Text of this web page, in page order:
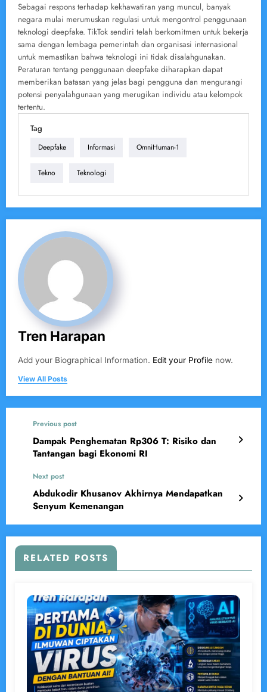
Sebagai respons terhadap kekhawatiran yang muncul, banyak
negara mulai merumuskan regulasi untuk mengontrol penggunaan
teknologi deepfake. TikTok sendiri telah berkomitmen untuk bekerja
sama dengan lembaga pemerintah dan organisasi internasional
untuk memastikan bahwa teknologi ini tidak disalahgunakan.
Peraturan tentang penggunaan deepfake diharapkan dapat
memberikan batasan yang jelas bagi pengguna dan mengurangi
potensi penyalahgunaan yang merugikan individu atau kelompok
tertentu.
Tag
Deepfake Informasi OmniHuman-1
Tekno Teknologi
Tren Harapan
Add your Biographical Information. Edit your Profile now.
View All Posts
Previous post
Dampak Penghematan Rp306 T: Risiko dan
Tantangan bagi Ekonomi RI
Next post
Abdukodir Khusanov Akhirnya Mendapatkan
Senyum Kemenangan
RELATED POSTS